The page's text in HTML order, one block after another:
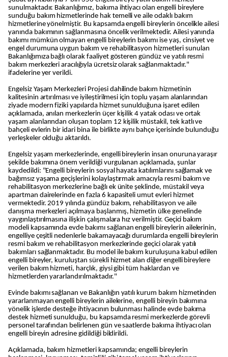
sunulmaktadır. Bakanlığımız, bakıma ihtiyacı olan engelli bireylere
sunduğu bakım hizmetlerinde hak temelli ve aile odaklı bakım
hizmetlerine yönelmiştir. Bu kapsamda engelli bireylerin öncelikle ailesi
yanında bakımının sağlanmasına öncelik verilmektedir. Ailesi yanında
bakımı mümkün olmayan engelli bireylerin bakımı ise yaş, cinsiyet ve
engel durumuna uygun bakım ve rehabilitasyon hizmetleri sunulan
Bakanlığımıza bağlı olarak faaliyet gösteren gündüz ve yatılı resmi
bakım merkezleri aracılığıyla ücretsiz olarak sağlanmaktadır."
ifadelerine yer verildi.
Engelsiz Yaşam Merkezleri Projesi dahilinde bakım hizmetinin
kalitesinin artırılması ve iyileştirilmesi için toplu yaşam alanlarından
ziyade modern fiziki yapılarda hizmet sunulduğuna işaret edilen
açıklamada, anılan merkezlerin üçer kişilik 4 yatak odası ve ortak
yaşam alanlarından oluşan toplam 12 kişilik müstakil, tek katlı ve
bahçeli evlerin bir idari bina ile birlikte aynı bahçe içerisinde bulunduğu
yerleşkeler olduğu aktarıldı.
Engelsiz yaşam merkezlerinde, engelli bireylerin insan onuruna yaraşır
şekilde bakımına önem verildiği vurgulanan açıklamada, şunlar
kaydedildi: "Engelli bireylerin sosyal hayata katılımlarını sağlamak ve
bağımsız yaşama geçişlerini kolaylaştırmak amacıyla resmi bakım ve
rehabilitasyon merkezlerine bağlı ek ünite şeklinde, müstakil veya
apartman dairelerinde en fazla 6 kapasiteli umut evleri hizmet
vermektedir. 2019 yılında gündüz bakım, rehabilitasyon ve aile
danışma merkezleri açılmaya başlanmış, hizmetin ülke genelinde
yaygınlaştırılmasına ilişkin çalışmalara hız verilmiştir. Geçici bakım
modeli kapsamında evde bakımı sağlanan engelli bireylerin ailelerinin,
engelliye çeşitli nedenlerle bakamayacağı durumlarda engelli bireylerin
resmi bakım ve rehabilitasyon merkezlerinde geçici olarak yatılı
bakımları sağlanmaktadır. Bu model ile bakım kuruluşuna kabul edilen
engelli bireyler, kuruluştan sürekli hizmet alan diğer engelli bireylere
verilen bakım hizmeti, harçlık, giysi gibi tüm haklardan ve
hizmetlerden yararlandırılmaktadır."
Evinde bakımı sağlanan ve Bakanlığın yatılı kurum bakım hizmetinden
yararlanmayan engelli bireylerin ailelerine, engelli bireyin bakımına
yönelik işlerde desteğe ihtiyacının bulunması halinde evde bakıma
destek hizmeti sunulduğu, bu kapsamda resmi merkezlerde görevli
personel tarafından belirlenen gün ve saatlerde bakıma ihtiyacı olan
engelli bireyin adresine gidildiği bildirildi.
Açıklamada, bakım hizmetleri kapsamında; engelli bireylerin